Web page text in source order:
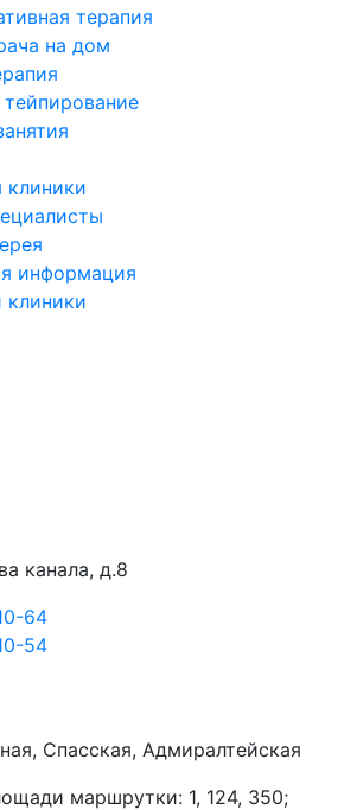
терапия
на дом
клиники
информация
клиники
канала, д.8
64
54
Спасская, Адмиралтейская
маршрутки: 1, 124, 350;